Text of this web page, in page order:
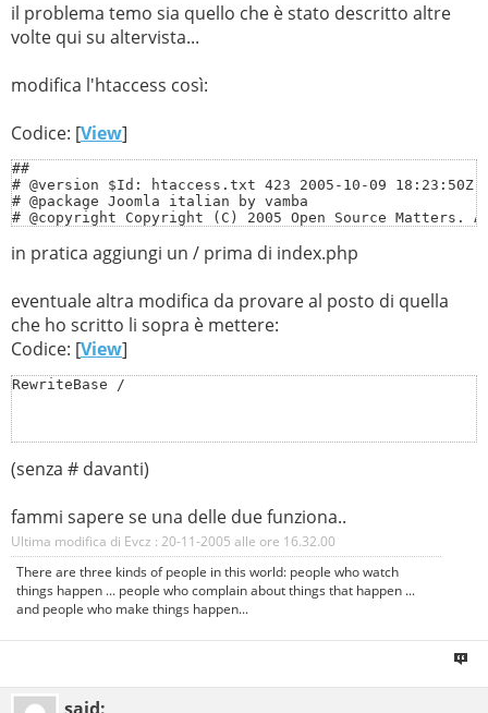
il problema temo sia quello che è stato descritto altre
volte qui su altervista...
modifica l'htaccess così:
Codice: [View]
##
# @version $Id: htaccess.txt 423 2005-10-09 18:23:50Z
# @package Joomla italian by vamba
# @copyright Copyright (C) 2005 Open Source
# Joomla! is Free Software
#
# mod_rewrite in use
#
# RewriteBase /YourJoomlaDirectory
# Rules
#
RewriteCond %{REQUEST_FILENAME}
RewriteCond %{REQUEST_FILENAME} !-f
RewriteCond %{REQUEST_FILENAME} !-d
RewriteRule ^(.*) /index.php
in pratica aggiungi un / prima di index.php
eventuale altra modifica da provare al posto di quella
che ho scritto li sopra è mettere:
Codice: [View]
RewriteBase /
(senza # davanti)
fammi sapere se una delle due funziona..
Ultima modifica di Evcz : 20-11-2005 alle ore 16.32.00
There are three kinds of people in this world: people who watch
things happen ... people who complain about things that happen ...
and people who make things happen...